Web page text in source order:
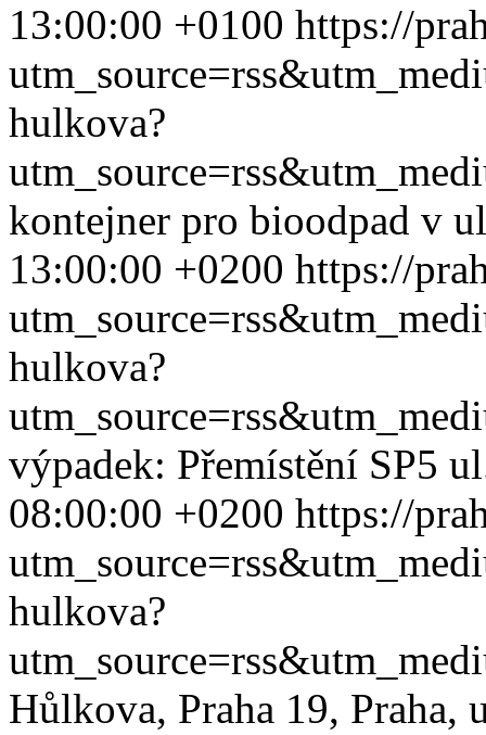
13:00:00 +0100 https://
hulkova?
kontejner pro bioodpad v
13:00:00 +0200 https://
hulkova?
výpadek: Přemístění SP5
08:00:00 +0200 https://
hulkova?
Hůlkova, Praha 19, Praha,